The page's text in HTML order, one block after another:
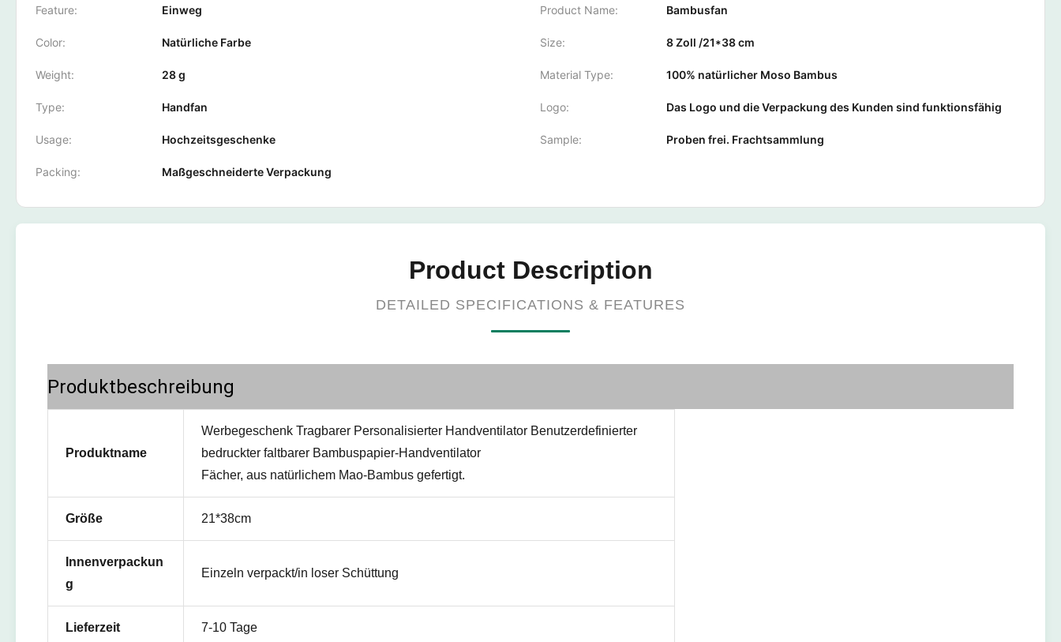
Feature: Einweg Product Name: Bambusfan
Color: Natürliche Farbe Size: 8 Zoll /21*38 cm
Weight: 28 g Material Type: 100% natürlicher Moso Bambus
Type: Handfan Logo: Das Logo und die Verpackung des Kunden sind funktionsfähig
Usage: Hochzeitsgeschenke Sample: Proben frei. Frachtsammlung
Packing: Maßgeschneiderte Verpackung
Product Description
DETAILED SPECIFICATIONS & FEATURES
Produktbeschreibung
Produktname
Werbegeschenk Tragbarer Personalisierter Handventilator Benutzerdefinierter
bedruckter faltbarer Bambuspapier-Handventilator
Fächer, aus natürlichem Mao-Bambus gefertigt.
Größe 21*38cm
Innenverpackun
g
Einzeln verpackt/in loser Schüttung
Lieferzeit 7-10 Tage